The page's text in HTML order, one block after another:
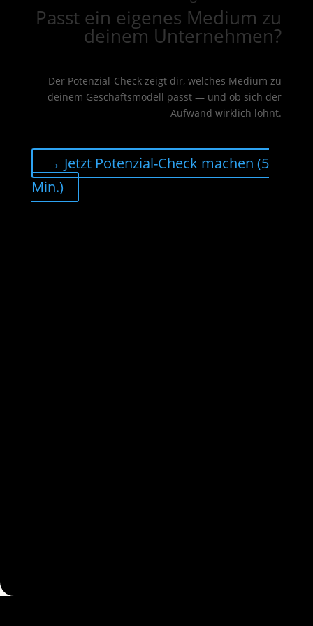
Passt ein eigenes Medium zu
deinem Unternehmen?
Der Potenzial-Check zeigt dir, welches Medium zu
deinem Geschäftsmodell passt — und ob sich der
Aufwand wirklich lohnt.
→ Jetzt Potenzial-Check machen (5
Min.)